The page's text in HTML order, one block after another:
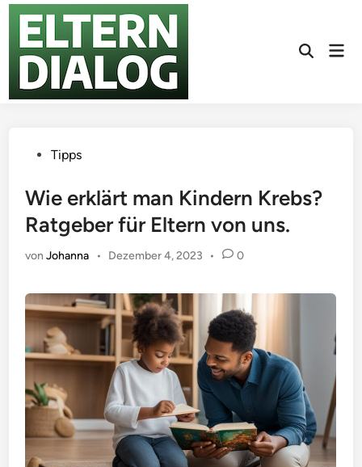
Zum
Inhalt
springen
Suche
Veröffentlicht
Tipps
Wie erklärt man Kindern Krebs?
Ratgeber für Eltern von uns.
vonJohanna • Dezember 4, 2023 • 0